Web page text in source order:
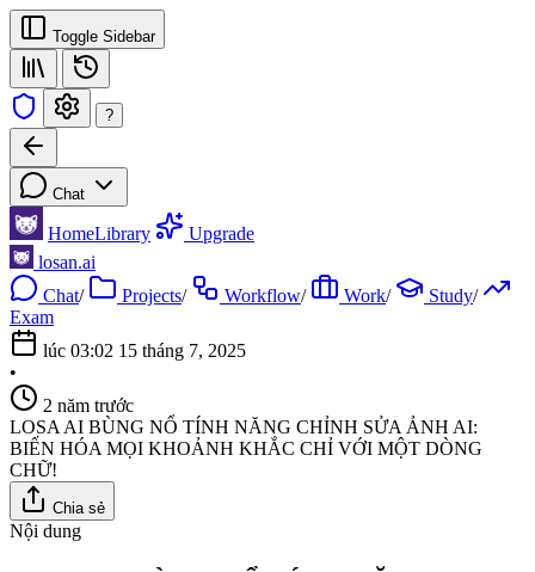
Toggle Sidebar
?
Chat
HomeLibrary
Upgrade
losan.ai
Chat/ Projects/ Workflow/ Work/ Study/
Exam
lúc 03:02 15 tháng 7, 2025
•
2 năm trước
LOSA AI BÙNG NỔ TÍNH NĂNG CHỈNH SỬA ẢNH AI:
BIẾN HÓA MỌI KHOẢNH KHẮC CHỈ VỚI MỘT DÒNG
CHỮ!
Chia sẻ
Nội dung